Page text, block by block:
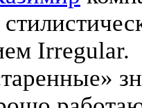
Irregular.